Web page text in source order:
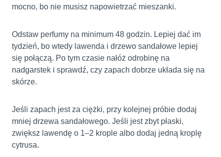
mocno, bo nie musisz napowietrzać mieszanki.
Odstaw perfumy na minimum 48 godzin. Lepiej dać im
tydzień, bo wtedy lawenda i drzewo sandałowe lepiej
się połączą. Po tym czasie nałóż odrobinę na
nadgarstek i sprawdź, czy zapach dobrze układa się na
skórze.
Jeśli zapach jest za ciężki, przy kolejnej próbie dodaj
mniej drzewa sandałowego. Jeśli jest zbyt płaski,
zwiększ lawendę o 1–2 krople albo dodaj jedną kroplę
cytrusa.